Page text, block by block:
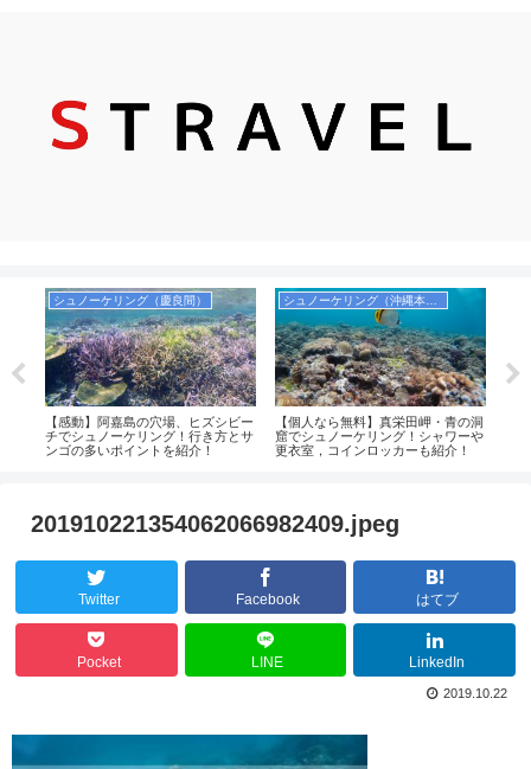
シュノーケリング（慶良間）
【感動】阿嘉島の穴場、ヒズシビー
チでシュノーケリング！行き方とサ
ンゴの多いポイントを紹介！
シュノーケリング（沖縄本島）
【個人なら無料】真栄田岬・青の洞
窟でシュノーケリング！シャワーや
更衣室，コインロッカーも紹介！
201910221354062066982409.jpeg
Twitter Facebook はてブ
Pocket LINE LinkedIn
2019.10.22